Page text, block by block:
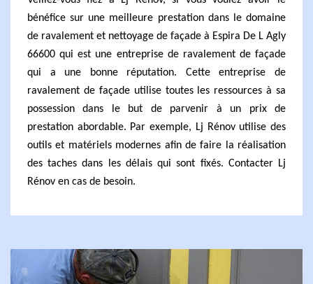
bénéfice sur une meilleure prestation dans le domaine
de ravalement et nettoyage de façade à Espira De L Agly
66600 qui est une entreprise de ravalement de façade
qui a une bonne réputation. Cette entreprise de
ravalement de façade utilise toutes les ressources à sa
possession dans le but de parvenir à un prix de
prestation abordable. Par exemple, Lj Rénov utilise des
outils et matériels modernes afin de faire la réalisation
des taches dans les délais qui sont fixés. Contacter Lj
Rénov en cas de besoin.